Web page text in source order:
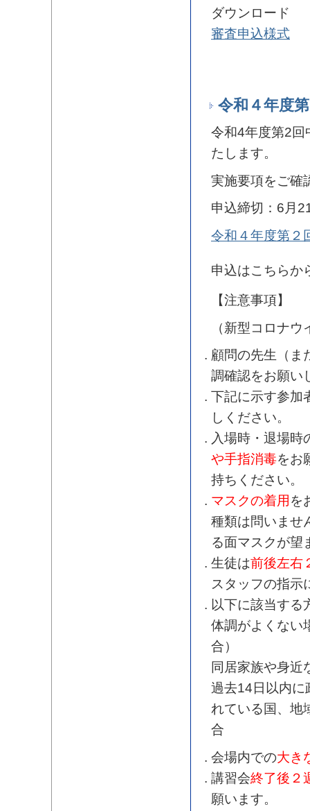
ダウンロード
審査申込様式
令和４年度
令和4年度第2回
たします。
実施要項をご確
申込締切：6月
令和４年度第２
申込はこちら
【注意事項】
（新型コロナ
顧問の先生（ま
調確認をお願い
下記に示す参加
しください。
入場時・退場時
や手指消毒をお
持ちください。
マスクの着用 を
種類は問いませ
る面マスクが望
生徒は前後左右
スタッフの指示
以下に該当する
体調がよくない
合）
同居家族や身近
過去14日以内に
れている国、地
合
会場内での大き
講習会終了後２
願います。